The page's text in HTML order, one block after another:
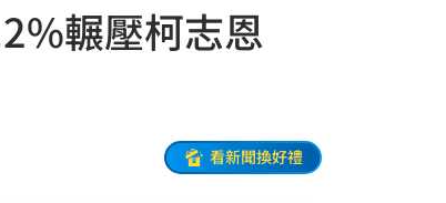
輾壓柯志恩
看新聞換好禮